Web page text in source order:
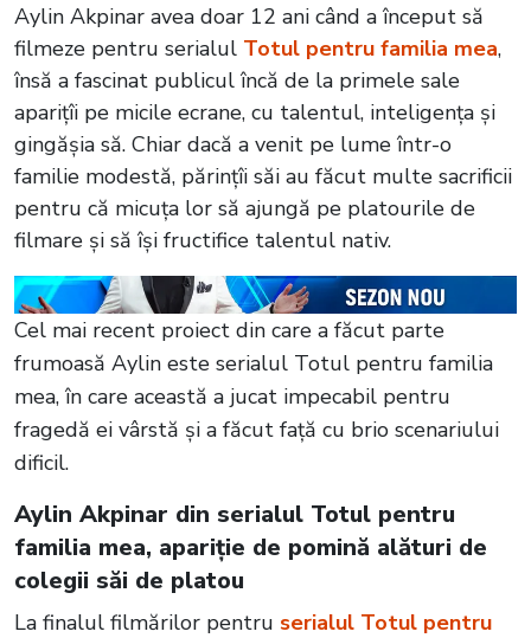
Aylin Akpinar avea doar 12 ani când a început să
filmeze pentru serialul Totul pentru familia mea,
însă a fascinat publicul încă de la primele sale
aparițîi pe micile ecrane, cu talentul, inteligența și
gingășia să. Chiar dacă a venit pe lume într-o
familie modestă, părințîi săi au făcut multe sacrificii
pentru că micuța lor să ajungă pe platourile de
filmare și să își fructifice talentul nativ.
Cel mai recent proiect din care a făcut parte
frumoasă Aylin este serialul Totul pentru familia
mea, în care această a jucat impecabil pentru
fragedă ei vârstă și a făcut față cu brio scenariului
dificil.
Aylin Akpinar din serialul Totul pentru
familia mea, apariție de pomină alături de
colegii săi de platou
La finalul filmărilor pentru serialul Totul pentru